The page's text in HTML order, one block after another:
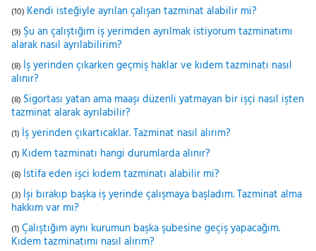
(10) Kendi isteğiyle ayrılan çalışan tazminat alabilir mi?
(9) Şu an çalıştığım iş yerimden ayrılmak istiyorum tazminatımı
alarak nasıl ayrılabilirim?
(8) İş yerinden çıkarken geçmiş haklar ve kıdem tazminatı nasıl
alınır?
(8) Sigortası yatan ama maaşı düzenli yatmayan bir işçi nasıl işten
tazminat alarak ayrılabilir?
(1) İş yerinden çıkartıcaklar. Tazminat nasıl alırım?
(1) Kıdem tazminatı hangi durumlarda alınır?
(8) İstifa eden işci kıdem tazminatı alabilir mi?
(3) İşi bırakıp başka iş yerinde çalışmaya başladım. Tazminat alma
hakkım var mı?
(1) Çalıştığım aynı kurumun başka şubesine geçiş yapacağım.
Kıdem tazminatımı nasıl alırım?